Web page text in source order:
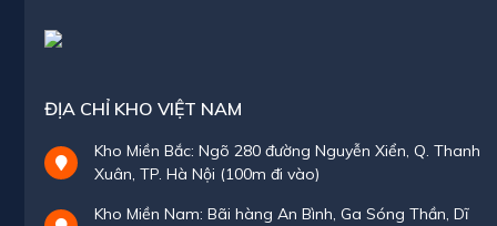
ĐỊA CHỈ KHO VIỆT NAM
Kho Miền Bắc: Ngõ 280 đường Nguyễn Xiển, Q. Thanh
Xuân, TP. Hà Nội (100m đi vào)
Kho Miền Nam: Bãi hàng An Bình, Ga Sóng Thần, Dĩ